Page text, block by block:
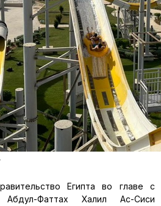
Египта во главе с
Абдул-Фаттах Халил Ас-Сиси